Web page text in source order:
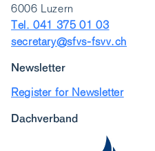
6006 Luzern
Tel. 041 375 01 03
secretary@sfvs-fsvv.ch
Newsletter
Register for Newsletter
Dachverband